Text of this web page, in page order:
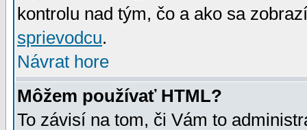
kontrolu nad tým, čo a ako sa
sprievodcu.
Návrat hore
Môžem používať HTML?
To závisí na tom, či Vám to